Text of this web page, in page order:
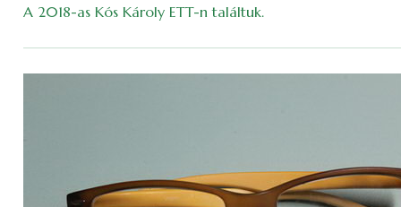
A 2018-as Kós Károly ETT-n találtuk.